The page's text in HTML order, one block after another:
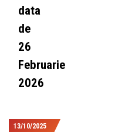
data
de
26
Februarie
2026
13/10/2025